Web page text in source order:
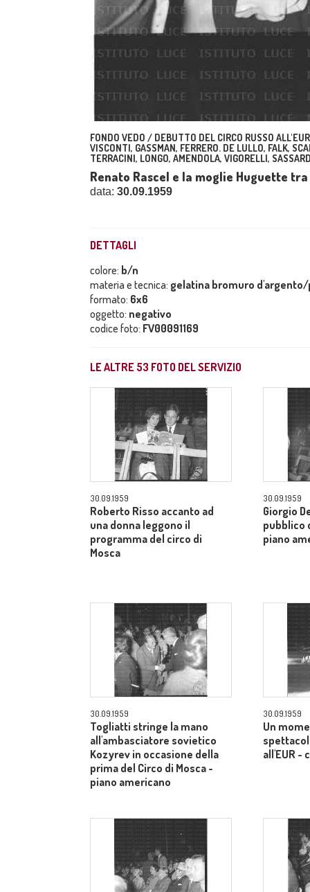
FONDO VEDO / DEBUTTO DEL CIRCO RUSSO
VISCONTI, GASSMAN, FERRERO. DE LULLO, FALK,
TERRACINI, LONGO, AMENDOLA, VIGORELLI,
Renato Rascel e la moglie Huguette
data: 30.09.1959
DETTAGLI
colore: b/n
materia e tecnica: gelatina bromuro
formato: 6x6
oggetto: negativo
codice foto: FV00091169
LE ALTRE 53 FOTO DEL SERVIZIO
30.09.1959
Roberto Risso accanto ad
una donna leggono il
programma del circo di
Mosca
30.09.1959
Giorgio
pubblico
piano
30.09.1959
Togliatti stringe la mano
all'ambasciatore sovietico
Kozyrev in occasione della
prima del Circo di Mosca -
piano americano
30.09.1959
Un
all'EUR -